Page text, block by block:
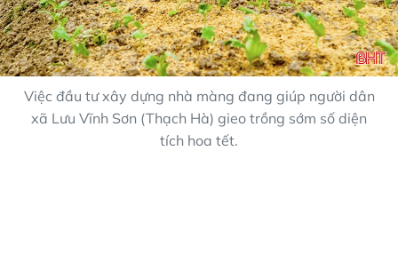
Việc đầu tư xây dựng nhà màng đang giúp người dân
xã Lưu Vĩnh Sơn (Thạch Hà) gieo trồng sớm số diện
tích hoa tết.